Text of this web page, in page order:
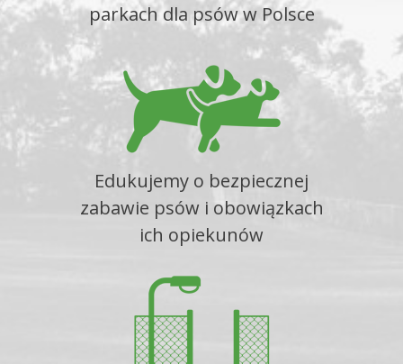
parkach dla psów w Polsce
Edukujemy o bezpiecznej
zabawie psów i obowiązkach
ich opiekunów